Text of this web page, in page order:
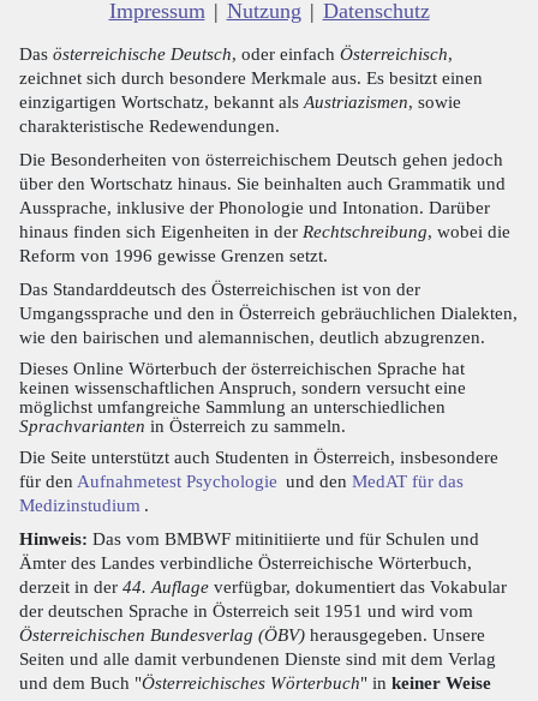
Impressum | Nutzung | Datenschutz
Das österreichische Deutsch, oder einfach Österreichisch,
zeichnet sich durch besondere Merkmale aus. Es besitzt einen
einzigartigen Wortschatz, bekannt als Austriazismen, sowie
charakteristische Redewendungen.
Die Besonderheiten von österreichischem Deutsch gehen jedoch
über den Wortschatz hinaus. Sie beinhalten auch Grammatik und
Aussprache, inklusive der Phonologie und Intonation. Darüber
hinaus finden sich Eigenheiten in der Rechtschreibung, wobei die
Reform von 1996 gewisse Grenzen setzt.
Das Standarddeutsch des Österreichischen ist von der
Umgangssprache und den in Österreich gebräuchlichen Dialekten,
wie den bairischen und alemannischen, deutlich abzugrenzen.
Dieses Online Wörterbuch der österreichischen Sprache hat
keinen wissenschaftlichen Anspruch, sondern versucht eine
möglichst umfangreiche Sammlung an unterschiedlichen
Sprachvarianten in Österreich zu sammeln.
Die Seite unterstützt auch Studenten in Österreich, insbesondere
für den Aufnahmetest Psychologie und den MedAT für das
Medizinstudium .
Hinweis: Das vom BMBWF mitinitiierte und für Schulen und
Ämter des Landes verbindliche Österreichische Wörterbuch,
derzeit in der 44. Auflage verfügbar, dokumentiert das Vokabular
der deutschen Sprache in Österreich seit 1951 und wird vom
Österreichischen Bundesverlag (ÖBV) herausgegeben. Unsere
Seiten und alle damit verbundenen Dienste sind mit dem Verlag
und dem Buch "Österreichisches Wörterbuch" in keiner Weise